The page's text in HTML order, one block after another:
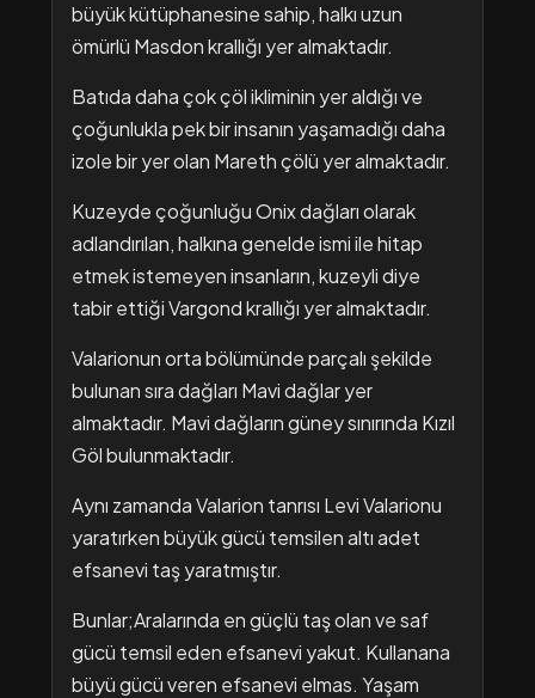
büyük kütüphanesine sahip, halkı uzun
ömürlü Masdon krallığı yer almaktadır.
Batıda daha çok çöl ikliminin yer aldığı ve
çoğunlukla pek bir insanın yaşamadığı daha
izole bir yer olan Mareth çölü yer almaktadır.
Kuzeyde çoğunluğu Onix dağları olarak
adlandırılan, halkına genelde ismi ile hitap
etmek istemeyen insanların, kuzeyli diye
tabir ettiği Vargond krallığı yer almaktadır.
Valarionun orta bölümünde parçalı şekilde
bulunan sıra dağları Mavi dağlar yer
almaktadır. Mavi dağların güney sınırında Kızıl
Göl bulunmaktadır.
Aynı zamanda Valarion tanrısı Levi Valarionu
yaratırken büyük gücü temsilen altı adet
efsanevi taş yaratmıştır.
Bunlar;Aralarında en güçlü taş olan ve saf
gücü temsil eden efsanevi yakut. Kullanana
büyü gücü veren efsanevi elmas. Yaşam